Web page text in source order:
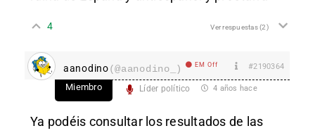
4 Ver respuestas(2)
aanodino(@aanodino_) EM Off #2190364
Miembro Líder político 4 años hace
Ya podéis consultar los resultados de las